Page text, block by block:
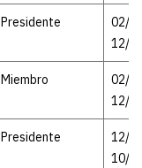
Presidente
02/
12/
Miembro
02/
12/
Presidente
12/
10/